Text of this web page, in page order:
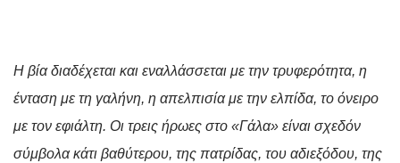
Η βία διαδέχεται και εναλλάσσεται με την τρυφερότητα, η
ένταση με τη γαλήνη, η απελπισία με την ελπίδα, το όνειρο
με τον εφιάλτη. Οι τρεις ήρωες στο «Γάλα» είναι σχεδόν
σύμβολα κάτι βαθύτερου, της πατρίδας, του αδιεξόδου, της